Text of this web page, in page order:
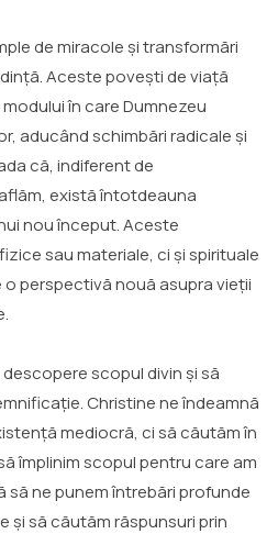
de miracole și transformări
Aceste povești de viață
în care Dumnezeu
aducând schimbări radicale și
că, indiferent de
există întotdeauna
nou început. Aceste
sau materiale, ci și spirituale
perspectivă nouă asupra vieții
scopul divin și să
Christine ne îndeamnă
mediocră, ci să căutăm în
împlinim scopul pentru care am
să ne punem întrebări profunde
și să căutăm răspunsuri prin